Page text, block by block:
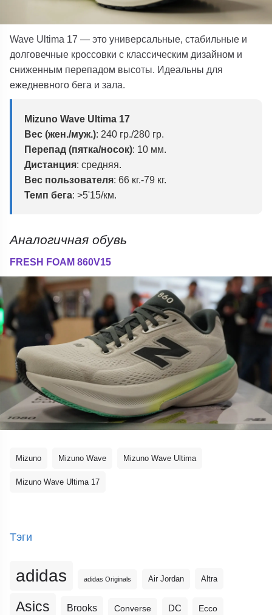
Wave Ultima 17 — это универсальные, стабильные и
долговечные кроссовки с классическим дизайном и
сниженным перепадом высоты. Идеальны для
ежедневного бега и зала.
Mizuno Wave Ultima 17
Вес (жен./муж.): 240 гр./280 гр.
Перепад (пятка/носок): 10 мм.
Дистанция: средняя.
Вес пользователя: 66 кг.-79 кг.
Темп бега: >5'15/км.
Аналогичная обувь
FRESH FOAM 860V15
Mizuno Mizuno Wave Mizuno Wave Ultima
Mizuno Wave Ultima 17
Тэги
adidas adidas Originals Air Jordan Altra
Asics Brooks Converse DC Ecco